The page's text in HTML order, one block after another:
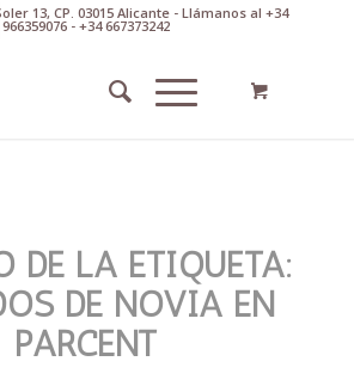
13, CP. 03015 Alicante - Llámanos al +34
966359076 - +34 667373242
DE LA ETIQUETA:
DE NOVIA EN
PARCENT